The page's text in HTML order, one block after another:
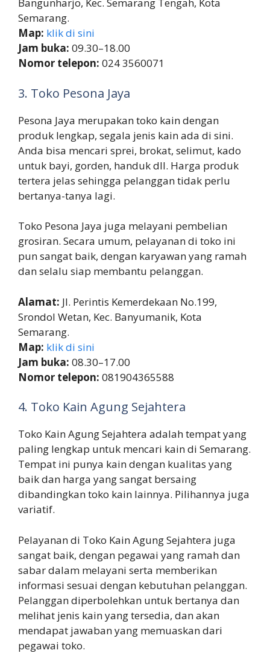
Bangunharjo, Kec. Semarang Tengah, Kota
Semarang.
Map: klik di sini
Jam buka: 09.30–18.00
Nomor telepon: 024 3560071
3. Toko Pesona Jaya
Pesona Jaya merupakan toko kain dengan
produk lengkap, segala jenis kain ada di sini.
Anda bisa mencari sprei, brokat, selimut, kado
untuk bayi, gorden, handuk dll. Harga produk
tertera jelas sehingga pelanggan tidak perlu
bertanya-tanya lagi.
Toko Pesona Jaya juga melayani pembelian
grosiran. Secara umum, pelayanan di toko ini
pun sangat baik, dengan karyawan yang ramah
dan selalu siap membantu pelanggan.
Alamat: Jl. Perintis Kemerdekaan No.199,
Srondol Wetan, Kec. Banyumanik, Kota
Semarang.
Map: klik di sini
Jam buka: 08.30–17.00
Nomor telepon: 081904365588
4. Toko Kain Agung Sejahtera
Toko Kain Agung Sejahtera adalah tempat yang
paling lengkap untuk mencari kain di Semarang.
Tempat ini punya kain dengan kualitas yang
baik dan harga yang sangat bersaing
dibandingkan toko kain lainnya. Pilihannya juga
variatif.
Pelayanan di Toko Kain Agung Sejahtera juga
sangat baik, dengan pegawai yang ramah dan
sabar dalam melayani serta memberikan
informasi sesuai dengan kebutuhan pelanggan.
Pelanggan diperbolehkan untuk bertanya dan
melihat jenis kain yang tersedia, dan akan
mendapat jawaban yang memuaskan dari
pegawai toko.